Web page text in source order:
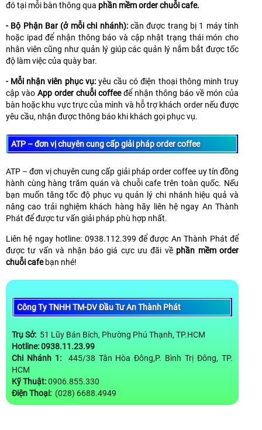
đó tại mỗi bàn thông qua phần mềm order chuỗi cafe.
- Bộ Phận Bar (ở mỗi chi nhánh):cần được trang bị 1 máy tính
hoặc ipad để nhận thông báo và cập nhật trạng thái món cho
nhân viên cũng như quản lý giúp các quản lý nắm bắt được tốc
độ làm việc của quày bar.
- Mỗi nhận viên phục vụ:yêu cầu có điện thoại thông minh truy
cập vào App order chuỗi coffeeđể nhận thông báo về món của
bàn hoặc khu vực trực của mình và hỗ trợ khách order nếu được
yêu cầu, nhận được thông báo khi khách gọi phục vụ.
ATP – đơn vị chuyên cung cấp giải pháp order coffee
ATP – đơn vị chuyên cung cấp giải pháp order coffee uy tín đồng
hành cùng hàng trăm quán và chuỗi cafe trên toàn quốc. Nếu
bạn muốn tăng tốc độ phục vụ quản lý chi nhánh hiệu quả và
nâng cao trải nghiệm khách hàng hãy liên hệ ngay An Thành
Phát để được tư vấn giải pháp phù hợp nhất.
Liên hệ ngay hotline: 0938.112.399 để được An Thành Phát để
được tư vấn và nhận báo giá cực ưu đãi về phần mềm order
chuỗi cafebạn nhé!
Công Ty TNHH TM-DV Đầu Tư An Thành Phát
Trụ Sở: 51 Lũy Bán Bích, Phường Phú Thạnh, TP.HCM
Hotline: 0938.11.23.99
Chi Nhánh 1:
445/38 Tân Hòa Đông,P. Bình Trị Đông, TP.
HCM
Kỹ Thuật:0906.855.330
Điện Thoại: (028) 6688.4949